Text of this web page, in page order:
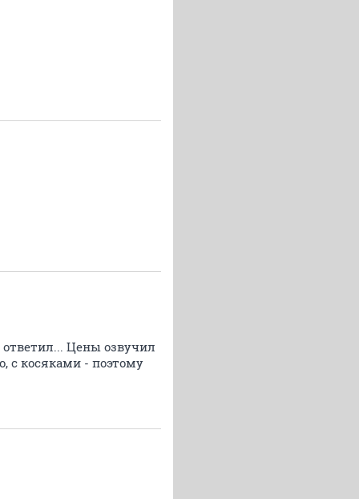
Цены озвучил
с косяками - поэтому